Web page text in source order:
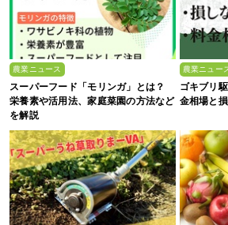
農業ニュース
スーパーフード「モリンガ」とは？
栄養素や活用法、家庭菜園の方法など
を解説
農業ニュー
ゴキブリ
金相場と